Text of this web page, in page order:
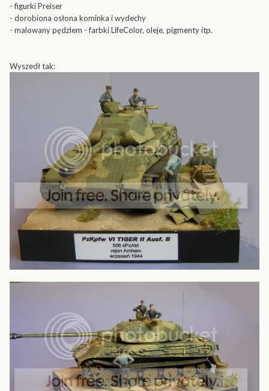
- figurki Preiser
- dorobiona osłona kominka i wydechy
- malowany pędzlem - farbki LifeColor, oleje, pigmenty itp.
Wyszedł tak: